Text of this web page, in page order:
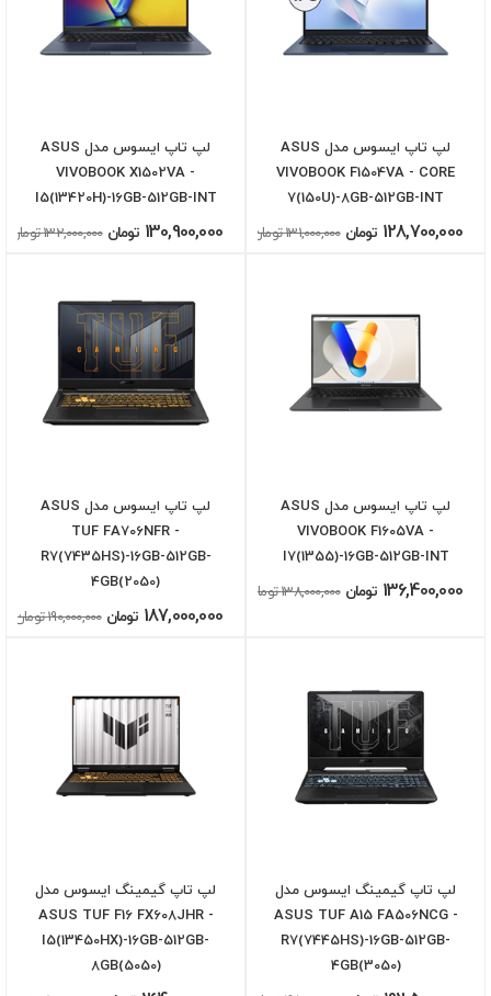
لپ تاپ ایسوس مدل ASUS
VIVOBOOK F1504VA - CORE
7(150U)-8GB-512GB-INT
128,700,000 تومان 131,000,000 تومان
لپ تاپ ایسوس مدل ASUS
VIVOBOOK X1502VA -
I5(13420H)-16GB-512GB-INT
130,900,000 تومان 132,000,000 تومان
لپ تاپ ایسوس مدل ASUS
VIVOBOOK F1605VA -
I7(1355)-16GB-512GB-INT
136,400,000 تومان 138,000,000 تومان
لپ تاپ ایسوس مدل ASUS
TUF FA706NFR -
R7(7435HS)-16GB-512GB-
4GB(2050)
187,000,000 تومان 190,000,000 تومان
لپ تاپ گیمینگ ایسوس مدل
ASUS TUF A15 FA506NCG -
R7(7445HS)-16GB-512GB-
4GB(3050)
لپ تاپ گیمینگ ایسوس مدل
ASUS TUF F16 FX608JHR -
I5(13450HX)-16GB-512GB-
8GB(5050)